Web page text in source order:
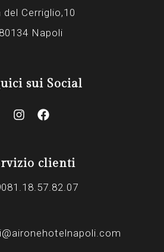
del Cerriglio,10
80134 Napoli
sui Social
clienti